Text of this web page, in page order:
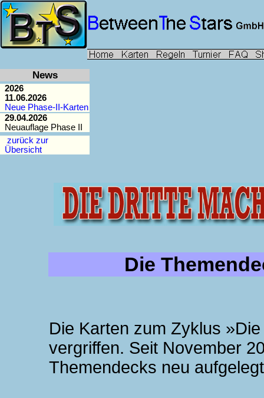
News
2026
11.06.2026
Neue Phase-II-Karten
29.04.2026
Neuauflage Phase II
zurück zur
Übersicht
Die
Die Karten zum Zyklus
vergriffen. Seit November
Themendecks neu